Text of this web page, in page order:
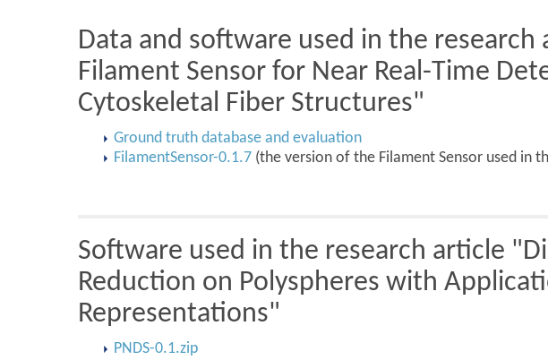
Data and software used in the research
Filament Sensor for Near Real-Time
Cytoskeletal Fiber Structures"
Ground truth database and evaluation
FilamentSensor-0.1.7 (the version of the Filament Sensor used in
Software used in the research article
Reduction on Polyspheres with
Representations"
PNDS-0.1.zip